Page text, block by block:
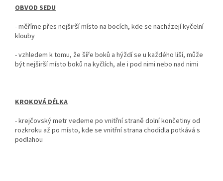
OBVOD SEDU
-měříme přes nejširší místo na bocích, kde se nacházejí kyčelní
klouby
- vzhledem k tomu, že šíře boků a hýždí se u každého liší, může
být nejširší místo boků na kyčlích, ale i pod nimi nebo nad nimi
KROKOVÁ DÉLKA
-krejčovský metr vedeme po vnitřní straně dolní končetiny od
rozkroku až po místo, kde se vnitřní strana chodidla potkává s
podlahou